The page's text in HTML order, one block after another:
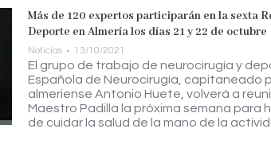
Más de 120 expertos participarán en la sexta
Deporte en Almería los días 21 y 22 de octubre
Noticias 13/10/2021
El grupo de trabajo de neurocirugía y
Española de Neurocirugía, capitaneado
almeriense Antonio Huete, volverá a
Maestro Padilla la próxima semana para
de cuidar la salud de la mano de la